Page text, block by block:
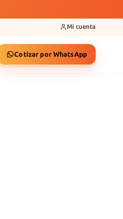
Mi cuenta
Cotizar por WhatsApp